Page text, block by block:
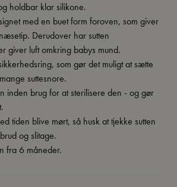
holdbar klar silikone.
med en buet form foroven, som giver
Derudover har sutten
giver luft omkring babys mund.
som gør det muligt at sætte
suttesnore.
inden brug for at sterilisere den - og gør
tiden blive mørt, så husk at tjekke sutten
og slitage.
fra 6 måneder.